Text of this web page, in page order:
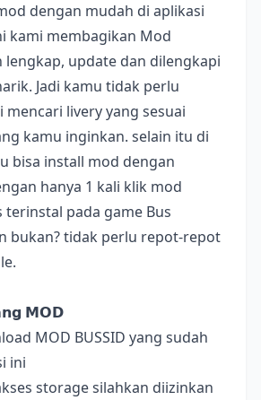
dengan mudah di aplikasi
kami membagikan Mod
lengkap, update dan dilengkapi
Jadi kamu tidak perlu
livery yang sesuai
kamu inginkan. selain itu di
bisa install mod dengan
hanya 1 kali klik mod
pada game Bus
bukan? tidak perlu repot-repot
𝗠𝗢𝗗
MOD BUSSID yang sudah
ini
storage silahkan diizinkan